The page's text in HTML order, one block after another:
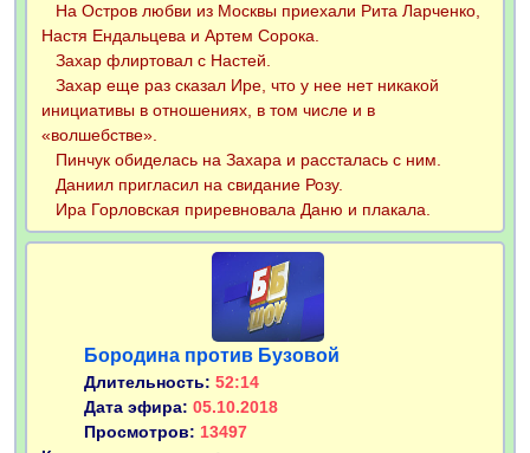
На Остров любви из Москвы приехали Рита Ларченко,
Настя Ендальцева и Артем Сорока.
Захар флиртовал с Настей.
Захар еще раз сказал Ире, что у нее нет никакой
инициативы в отношениях, в том числе и в
«волшебстве».
Пинчук обиделась на Захара и рассталась с ним.
Даниил пригласил на свидание Розу.
Ира Горловская приревновала Даню и плакала.
Бородина против Бузовой
Длительность: 52:14
Дата эфира: 05.10.2018
Просмотров: 13497